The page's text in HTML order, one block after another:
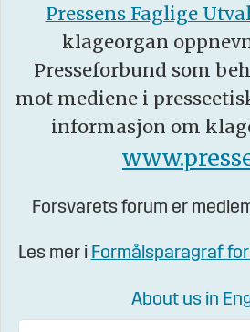
Pressens Faglige
klageorgan
Presseforbund som
mot mediene i
informasjon om
Forsvarets forum er
Les mer i Formålsparagraf
About us in